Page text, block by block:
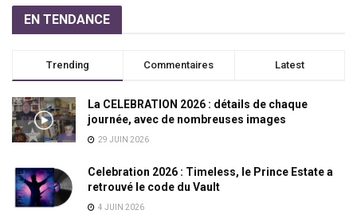
EN TENDANCE
Trending Commentaires Latest
La CELEBRATION 2026 : détails de chaque
journée, avec de nombreuses images
29 JUIN 2026
Celebration 2026 : Timeless, le Prince Estate a
retrouvé le code du Vault
4 JUIN 2026